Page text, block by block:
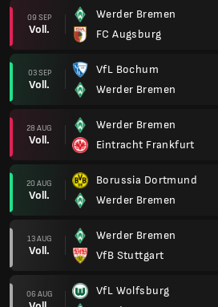
09 SEP
Voll.
Werder Bremen
FC Augsburg
03 SEP
Voll.
VfL Bochum
Werder Bremen
28 AUG
Voll.
Werder Bremen
Eintracht Frankfurt
20 AUG
Voll.
Borussia Dortmund
Werder Bremen
13 AUG
Voll.
Werder Bremen
VfB Stuttgart
06 AUG
VfL Wolfsburg